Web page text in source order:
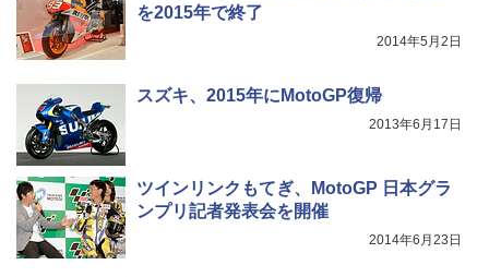
を2015年で終了
2014年5月2日
スズキ、2015年にMotoGP復帰
2013年6月17日
ツインリンクもてぎ、MotoGP 日本グラ
ンプリ記者発表会を開催
2014年6月23日